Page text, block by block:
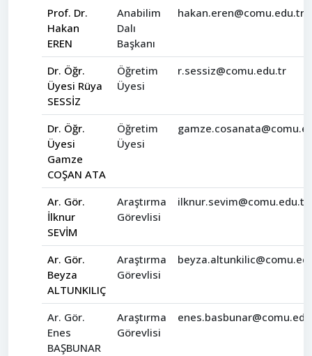
Prof. Dr.
Hakan
EREN
Anabilim
Dalı
Başkanı
hakan.eren@comu.edu.tr
Dr. Öğr.
Üyesi Rüya
SESSİZ
Öğretim
Üyesi
r.sessiz@comu.edu.tr
Dr. Öğr.
Üyesi
Gamze
COŞAN ATA
Öğretim
Üyesi
Ar. Gör.
İlknur
SEVİM
Araştırma
Görevlisi
ilknur.sevim@comu.edu.tr
Ar. Gör.
Beyza
ALTUNKILIÇ
Araştırma
Görevlisi
Ar. Gör.
Enes
BAŞBUNAR
Araştırma
Görevlisi